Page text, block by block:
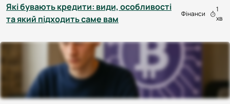
Які бувають кредити: види, особливості
та який підходить саме вам
Фінанси
1
хв